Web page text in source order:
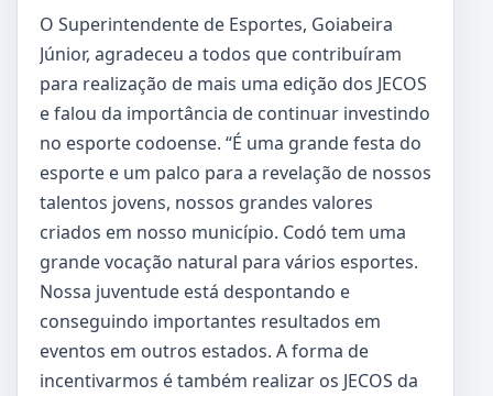
O Superintendente de Esportes, Goiabeira
Júnior, agradeceu a todos que contribuíram
para realização de mais uma edição dos JECOS
e falou da importância de continuar investindo
no esporte codoense. “É uma grande festa do
esporte e um palco para a revelação de nossos
talentos jovens, nossos grandes valores
criados em nosso município. Codó tem uma
grande vocação natural para vários esportes.
Nossa juventude está despontando e
conseguindo importantes resultados em
eventos em outros estados. A forma de
incentivarmos é também realizar os JECOS da